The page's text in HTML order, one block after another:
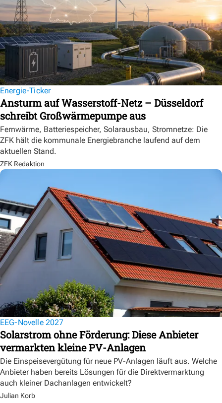
Energie-Ticker
Ansturm auf Wasserstoff-Netz – Düsseldorf
schreibt Großwärmepumpe aus
Fernwärme, Batteriespeicher, Solarausbau, Stromnetze: Die
ZFK hält die kommunale Energiebranche laufend auf dem
aktuellen Stand.
ZFK Redaktion
EEG-Novelle 2027
Solarstrom ohne Förderung: Diese Anbieter
vermarkten kleine PV-Anlagen
Die Einspeisevergütung für neue PV-Anlagen läuft aus. Welche
Anbieter haben bereits Lösungen für die Direktvermarktung
auch kleiner Dachanlagen entwickelt?
Julian Korb